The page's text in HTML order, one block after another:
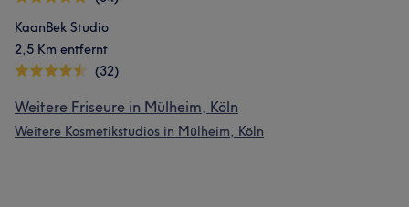
KaanBek Studio
2,5 Km entfernt
(32)
Weitere Friseure in Mülheim, Köln
Weitere Kosmetikstudios in Mülheim, Köln